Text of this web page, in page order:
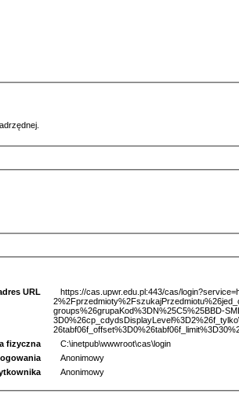
URL
https://cas.upwr.edu.pl:443/cas/
groups%26grupaKod%3DN%25C5%25BBD-
fizyczna
C:\inetpub\wwwroot\cas\login
Anonimowy
Anonimowy